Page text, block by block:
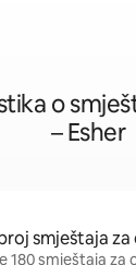
o
– Esher
smještaja
180 smještaja za